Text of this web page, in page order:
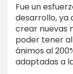
Fue un
desarrollo, ya
crear nuevas
poder tener
ánimos al
adaptadas a